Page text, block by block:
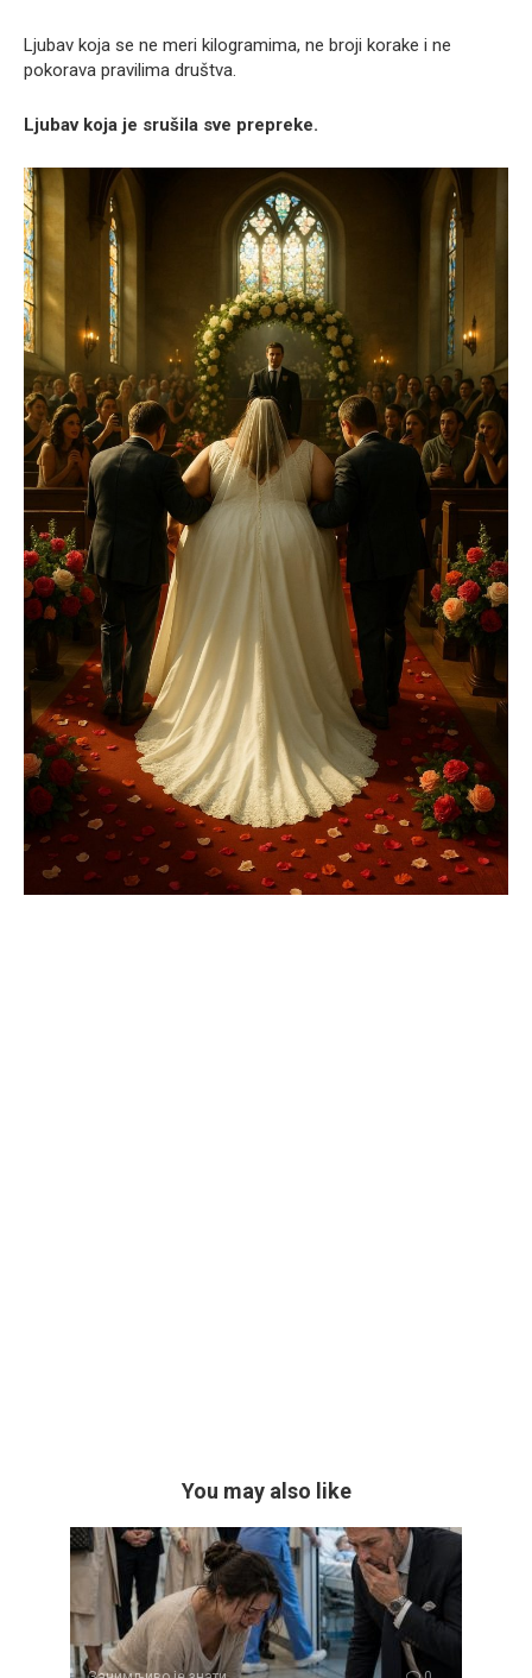
Ljubav koja se ne meri kilogramima, ne broji korake i ne
pokorava pravilima društva.
Ljubav koja je srušila sve prepreke.
You may also like